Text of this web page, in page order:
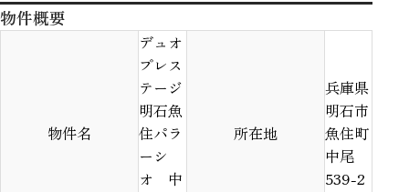
物件概要
物件名
デュオ
プレス
テージ
明石魚
住パラ
ーシ
オ 中
所在地
兵庫県
明石市
魚住町
中尾
539-2